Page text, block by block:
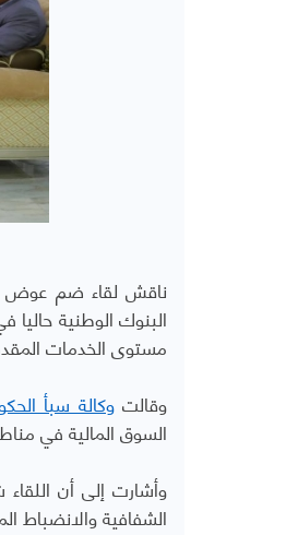
ناقش لقاء ضم عوض
البنوك الوطنية
مستوى الخدمات
وقالتوكالة سبأ
السوق المالية في
وأشارت إلى أن
الشفافية والانضباط